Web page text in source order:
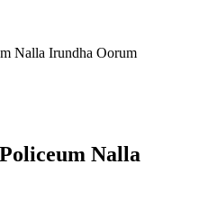
Nalla Irundha Oorum
Nalla